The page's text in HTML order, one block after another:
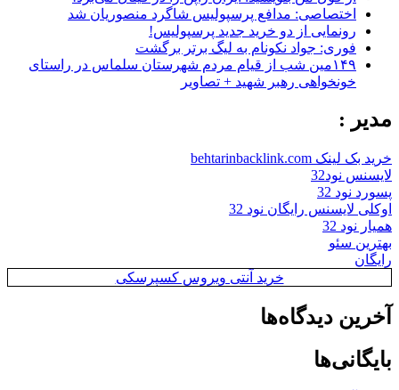
اختصاصی: مدافع پرسپولیس شاگرد منصوریان شد
رونمایی از دو خرید جدید پرسپولیس!
فوری: جواد نکونام به لیگ برتر برگشت
۱۴۹مین شب از قیام مردم شهرستان سلماس در راستای
خونخواهی رهبر شهید + تصاویر
مدیر :
خرید بک لینک behtarinbacklink.com
لایسنس نود32
پسورد نود 32
اوکلی لایسنس رایگان نود 32
همیار نود 32
بهترین سئو
رایگان
خرید آنتی ویروس کسپرسکی
آخرین دیدگاه‌ها
بایگانی‌ها